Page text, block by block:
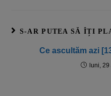
S-AR PUTEA SĂ ÎȚI
Ce ascultăm azi
luni, 29